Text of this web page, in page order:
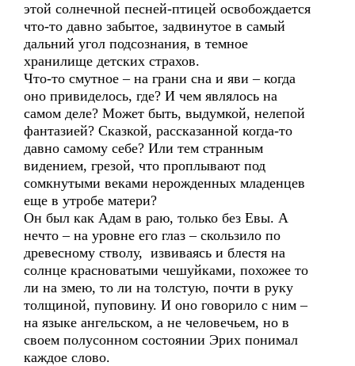
этой солнечной песней-птицей освобождается
что-то давно забытое, задвинутое в самый
дальний угол подсознания, в темное
хранилище детских страхов.
Что-то смутное – на грани сна и яви – когда
оно привиделось, где? И чем являлось на
самом деле? Может быть, выдумкой, нелепой
фантазией? Сказкой, рассказанной когда-то
давно самому себе? Или тем странным
видением, грезой, что проплывают под
сомкнутыми веками нерожденных младенцев
еще в утробе матери?
Он был как Адам в раю, только без Евы. А
нечто – на уровне его глаз – скользило по
древесному стволу, извиваясь и блестя на
солнце красноватыми чешуйками, похожее то
ли на змею, то ли на толстую, почти в руку
толщиной, пуповину. И оно говорило с ним –
на языке ангельском, а не человечьем, но в
своем полусонном состоянии Эрих понимал
каждое слово.